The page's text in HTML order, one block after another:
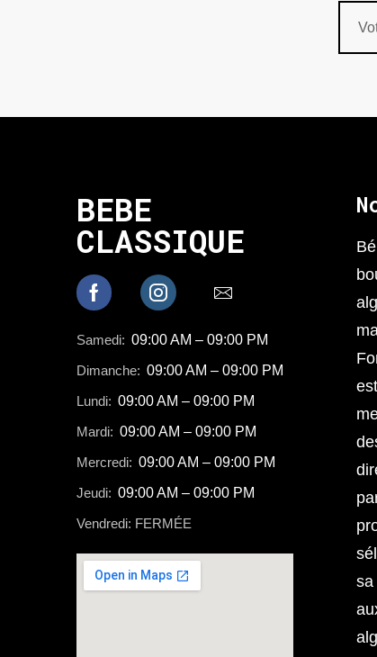
BEBE
CLASSIQUE
Samedi: 09:00 AM – 09:00 PM
Dimanche: 09:00 AM – 09:00 PM
Lundi: 09:00 AM – 09:00 PM
Mardi: 09:00 AM – 09:00 PM
Mercredi: 09:00 AM – 09:00 PM
Jeudi: 09:00 AM – 09:00 PM
Vendredi: FERMÉE
sa